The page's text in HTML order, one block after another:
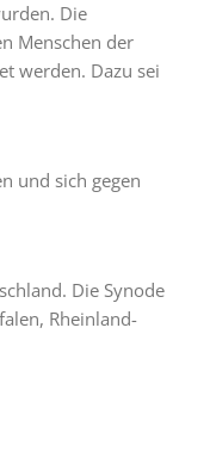
Die
Menschen der
werden. Dazu sei
und sich gegen
Die Synode
Rheinland-